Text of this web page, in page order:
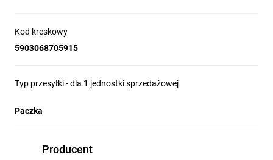
bezproblemowe umocowanie kabla,
membranowe uszczelnienie przy wprowadzeniu przewodu
kabel polskiej produkcji w grubej gumowej izolacji EPR i w
szczelność gniazd i wtyczki: IP44,
Kod kreskowy
5903068705915
Typ przesyłki - dla 1 jednostki sprzedażowej
Paczka
Producent